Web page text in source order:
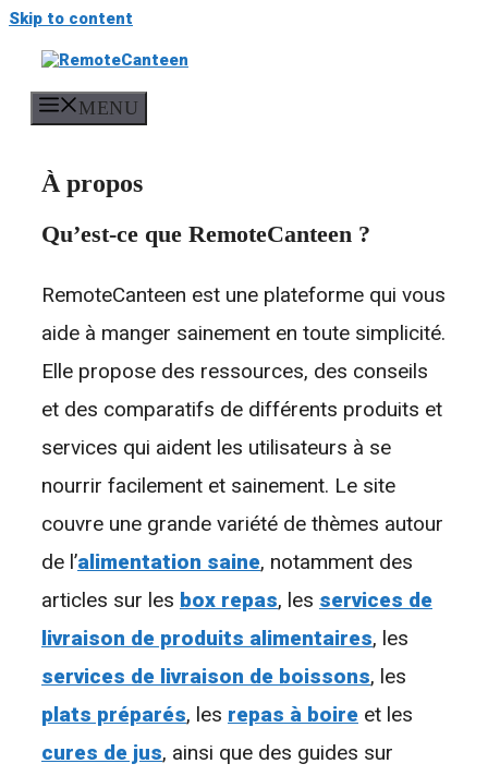
Skip to content
MENU
À propos
Qu’est-ce que RemoteCanteen ?
RemoteCanteen est une plateforme qui vous
aide à manger sainement en toute simplicité.
Elle propose des ressources, des conseils
et des comparatifs de différents produits et
services qui aident les utilisateurs à se
nourrir facilement et sainement. Le site
couvre une grande variété de thèmes autour
de l’alimentation saine, notamment des
articles sur les box repas, les services de
livraison de produits alimentaires, les
services de livraison de boissons, les
plats préparés, les repas à boire et les
cures de jus, ainsi que des guides sur